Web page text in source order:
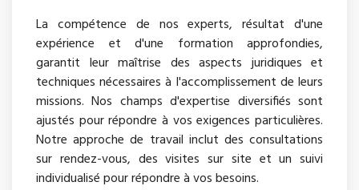
La compétence de nos experts, résultat d'une
expérience et d'une formation approfondies,
garantit leur maîtrise des aspects juridiques et
techniques nécessaires à l'accomplissement de leurs
missions. Nos champs d'expertise diversifiés sont
ajustés pour répondre à vos exigences particulières.
Notre approche de travail inclut des consultations
sur rendez-vous, des visites sur site et un suivi
individualisé pour répondre à vos besoins.